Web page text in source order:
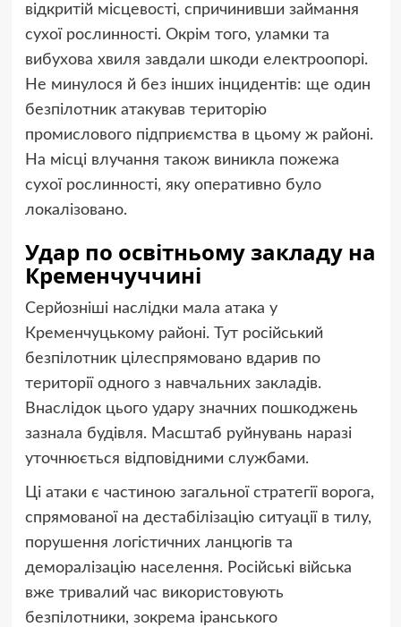
відкритій місцевості, спричинивши займання
сухої рослинності. Окрім того, уламки та
вибухова хвиля завдали шкоди електроопорі.
Не минулося й без інших інцидентів: ще один
безпілотник атакував територію
промислового підприємства в цьому ж районі.
На місці влучання також виникла пожежа
сухої рослинності, яку оперативно було
локалізовано.
Удар по освітньому закладу на
Кременчуччині
Серйозніші наслідки мала атака у
Кременчуцькому районі. Тут російський
безпілотник цілеспрямовано вдарив по
території одного з навчальних закладів.
Внаслідок цього удару значних пошкоджень
зазнала будівля. Масштаб руйнувань наразі
уточнюється відповідними службами.
Ці атаки є частиною загальної стратегії ворога,
спрямованої на дестабілізацію ситуації в тилу,
порушення логістичних ланцюгів та
деморалізацію населення. Російські війська
вже тривалий час використовують
безпілотники, зокрема іранського